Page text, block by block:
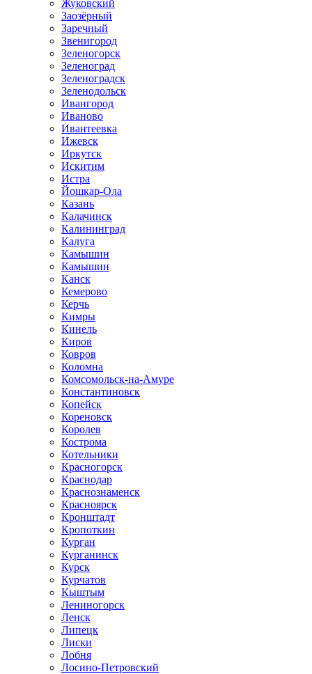
Жуковский
Заозёрный
Заречный
Звенигород
Зеленогорск
Зеленоград
Зеленоградск
Зеленодольск
Ивангород
Иваново
Ивантеевка
Ижевск
Иркутск
Искитим
Истра
Йошкар-Ола
Казань
Калачинск
Калининград
Калуга
Камышин
Камышин
Канск
Кемерово
Керчь
Кимры
Кинель
Киров
Ковров
Коломна
Комсомольск-на-Амуре
Константиновск
Копейск
Кореновск
Королев
Кострома
Котельники
Красногорск
Краснодар
Краснознаменск
Красноярск
Кронштадт
Кропоткин
Курган
Курганинск
Курск
Курчатов
Кыштым
Лениногорск
Ленск
Липецк
Лиски
Лобня
Лосино-Петровский